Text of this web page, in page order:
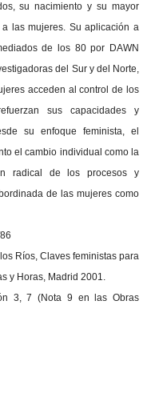
su nacimiento y su mayor
las mujeres. Su aplicación a
de los 80 por DAWN
del Sur y del Norte,
acceden al control de los
sus capacidades y
su enfoque feminista, el
el cambio individual como la
radical de los procesos y
de las mujeres como
Ríos, Claves feministas para
y Horas, Madrid 2001.
3, 7 (Nota 9 en las Obras